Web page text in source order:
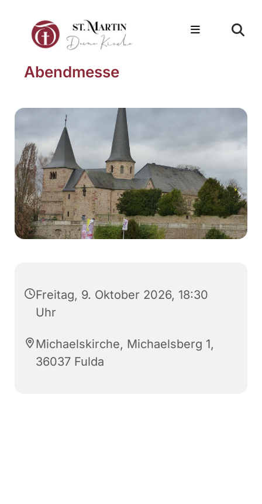
Abendmesse
Freitag, 9. Oktober 2026, 18:30
Uhr
Michaelskirche, Michaelsberg 1,
36037 Fulda